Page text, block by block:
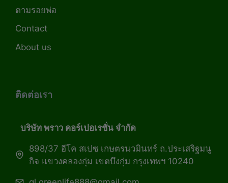
ตามรอยพ่อ
Contact
About us
ติดต่อเรา
บริษัท พราว คอร์เปอเรชั่น จำกัด
898/37 อีโค สเปซ เกษตรนวมินทร์ ถ.ประเสริฐมนู
กิจ แขวงคลองกุ่ม เขตบึงกุ่ม กรุงเทพฯ 10240